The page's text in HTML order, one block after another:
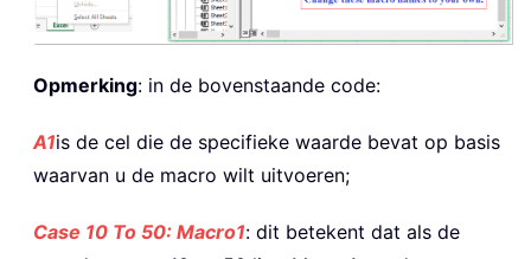
Opmerking: in de bovenstaande code:
A1is de cel die de specifieke waarde bevat op basis
waarvan u de macro wilt uitvoeren;
Case 10 To 50: Macro1: dit betekent dat als de